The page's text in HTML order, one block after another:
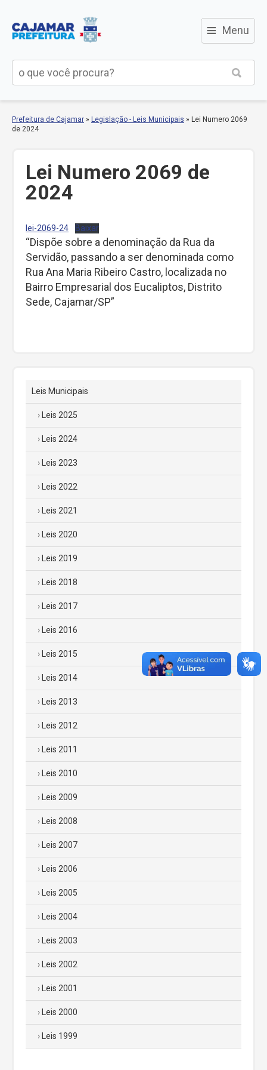
≡ Menu
Prefeitura de Cajamar » Legislação - Leis Municipais » Lei Numero 2069
de 2024
Lei Numero 2069 de
2024
lei-2069-24 Baixar
“Dispõe sobre a denominação da Rua da
Servidão, passando a ser denominada como
Rua Ana Maria Ribeiro Castro, localizada no
Bairro Empresarial dos Eucaliptos, Distrito
Sede, Cajamar/SP”
Leis Municipais
Leis 2025
Leis 2024
Leis 2023
Leis 2022
Leis 2021
Leis 2020
Leis 2019
Leis 2018
Leis 2017
Leis 2016
Leis 2015
Leis 2014
Leis 2013
Leis 2012
Leis 2011
Leis 2010
Leis 2009
Leis 2008
Leis 2007
Leis 2006
Leis 2005
Leis 2004
Leis 2003
Leis 2002
Leis 2001
Leis 2000
Leis 1999